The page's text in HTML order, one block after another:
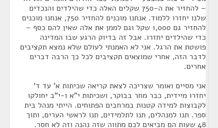
– להחזיר את ה-750 שקלים האלה כדי שהילדים והנכדים
שלנו יחזרו ללמוד. אנחנו מוכנים להחזיר 750, אנחנו מוכנים
להחזיר גם 1,000 שקל וגם לממן את אלה שאין להם כסף –
כדי שהילדים יחזרו. אבל זה בדיוק הרגע שבו המדינה
פושטת את הרגל. אני לא האמנתי לעולם שלא נמצא תקציבים
לדבר הזה, אחרי שמוצאים תקציבים לכל כך הרבה דברים
אחרים.
אני מסיים ואומר שצריכה לצאת קריאה שכיתות א' עד ד'
יחזרו מיידית, כבר מחר בבוקר, ושכיתות י"א ו-י"ב יחולקו
לקבוצות למידה קטנות במרחבים הפתוחים. הייתי מנהל בית
ספר. תנו למנהלים, תנו לתלמידים, תנו לראשי הערים, ותוך
48 שעות הם מביאים לכם מתווה שזה נהנה וזה לא חסר.